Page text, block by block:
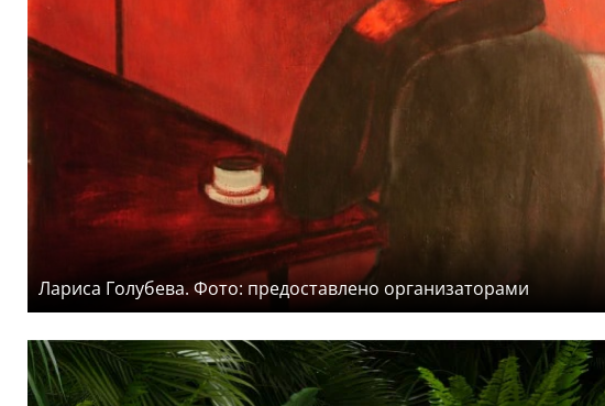
Лариса Голубева. Фото: предоставлено организаторами